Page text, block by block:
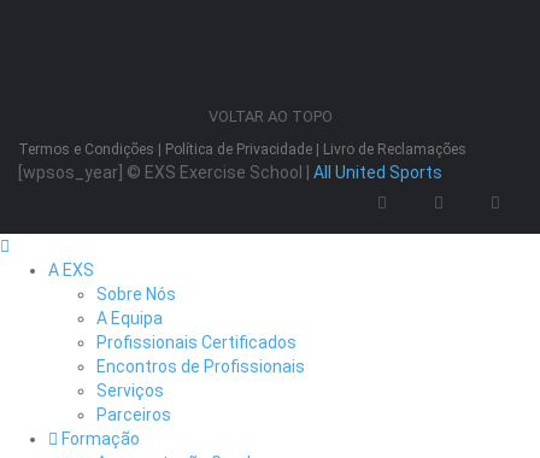
VOLTAR AO TOPO
Termos e Condições Política de Privacidade Livro de Reclamações
[wpsos_year] © EXS Exercise School | All United Sports
A EXS
Sobre Nós
A Equipa
Profissionais Certificados
Encontros de Profissionais
Serviços
Parceiros
Formação